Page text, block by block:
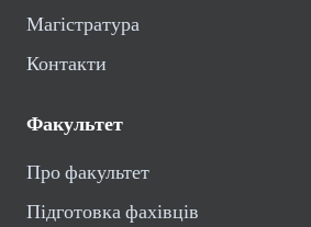
Магістратура
Контакти
Факультет
Про факультет
Підготовка фахівців